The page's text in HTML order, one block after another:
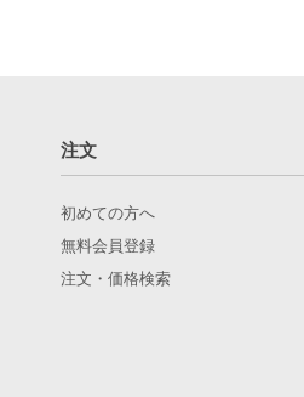
注文
初めての方へ
無料会員登録
注文・価格検索